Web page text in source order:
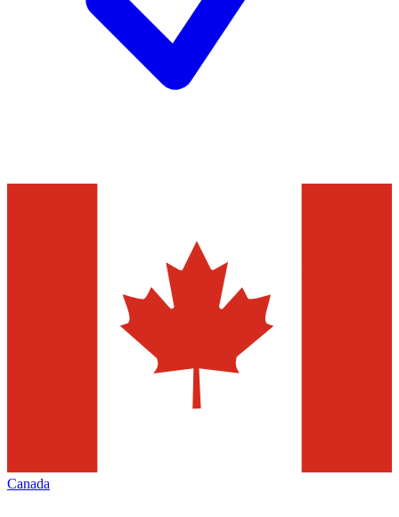
Canada